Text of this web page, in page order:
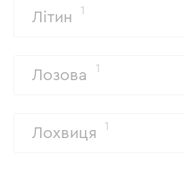
Літин 1
Лозова 1
Лохвиця 1